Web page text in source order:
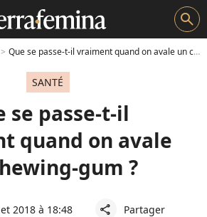
search
Que se passe-t-il vraiment quand on avale un chewing-gum ?
SANTÉ
se passe-t-il
quand on avale
gum ?
2018 à 18:48 share Partager